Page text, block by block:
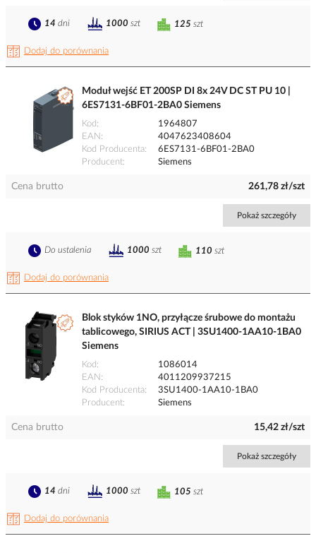
Dodaj do porównania
125 szt
14 dni 1000 szt
Moduł wejść ET 200SP DI 8x 24V DC ST PU 10 |
6ES7131-6BF01-2BA0 Siemens
Kod
1964807
EAN
4047623408604
Kod Producenta
6ES7131-6BF01-2BA0
Producent
Siemens
Cena brutto 261,78 zł/szt
Pokaż szczegóły
Dodaj do porównania
110 szt
Do ustalenia 1000 szt
Blok styków 1NO, przyłącze śrubowe do montażu
tablicowego, SIRIUS ACT | 3SU1400-1AA10-1BA0
Siemens
Kod
1086014
EAN
4011209937215
Kod Producenta
3SU1400-1AA10-1BA0
Producent
Siemens
Cena brutto 15,42 zł/szt
Pokaż szczegóły
Dodaj do porównania
105 szt
14 dni 1000 szt